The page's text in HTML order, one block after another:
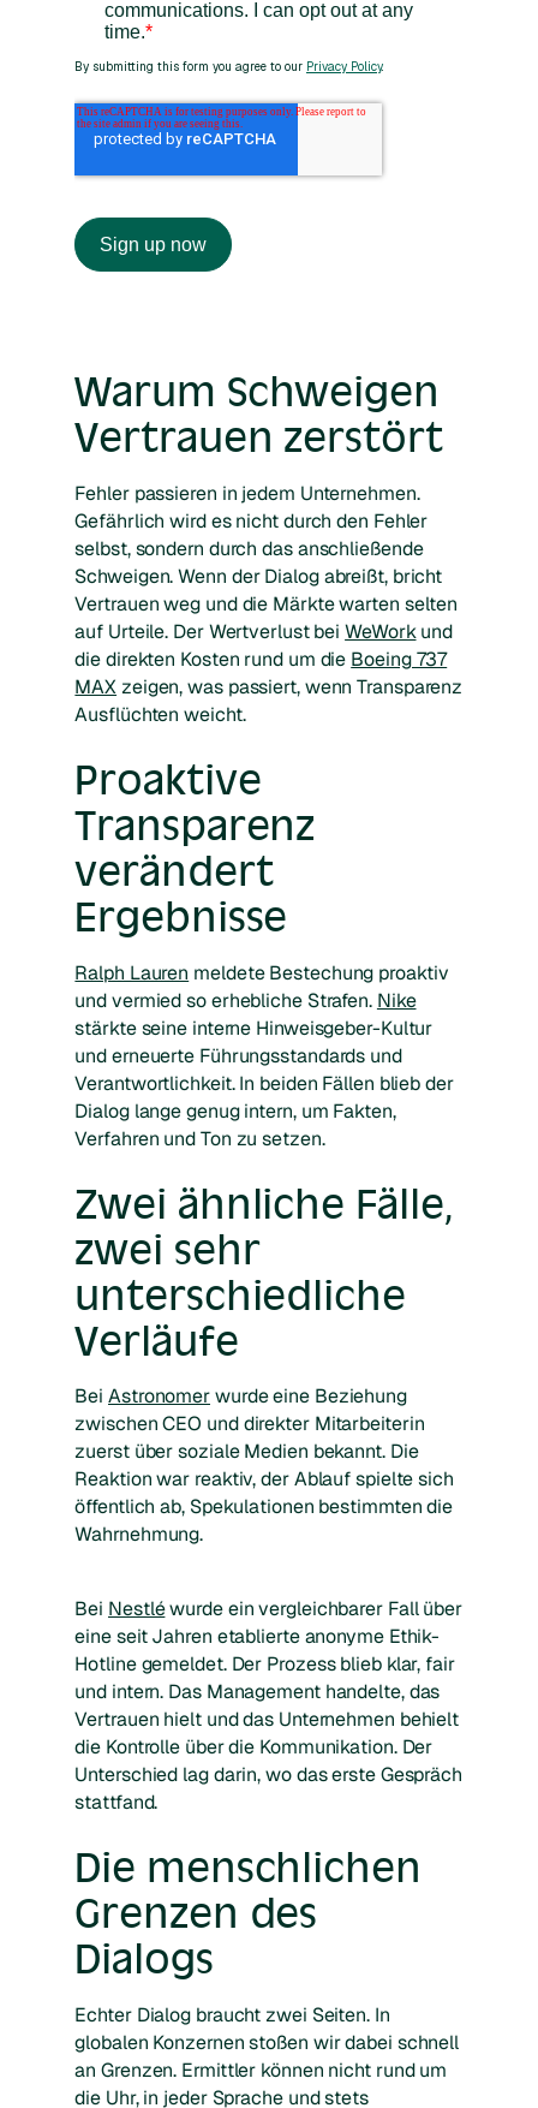
Warum Schweigen
Vertrauen zerstört
Fehler passieren in jedem Unternehmen.
Gefährlich wird es nicht durch den Fehler
selbst, sondern durch das anschließende
Schweigen. Wenn der Dialog abreißt, bricht
Vertrauen weg und die Märkte warten selten
auf Urteile. Der Wertverlust beiWeWorkund
die direkten Kosten rund um die Boeing 737
MAXzeigen, was passiert, wenn Transparenz
Ausflüchten weicht.
Proaktive
Transparenz
verändert
Ergebnisse
Ralph Lauren meldete Bestechung proaktiv
und vermied so erhebliche Strafen. Nike
stärkte seine interne Hinweisgeber-Kultur
und erneuerte Führungsstandards und
Verantwortlichkeit. In beiden Fällen blieb der
Dialog lange genug intern, um Fakten,
Verfahren und Ton zu setzen.
Zwei ähnliche Fälle,
zwei sehr
unterschiedliche
Verläufe
Bei Astronomerwurde eine Beziehung
zwischen CEO und direkter Mitarbeiterin
zuerst über soziale Medien bekannt. Die
Reaktion war reaktiv, der Ablauf spielte sich
öffentlich ab, Spekulationen bestimmten die
Wahrnehmung.
Bei Nestléwurde ein vergleichbarer Fall über
eine seit Jahren etablierte anonyme Ethik-
Hotline gemeldet. Der Prozess blieb klar, fair
und intern. Das Management handelte, das
Vertrauen hielt und das Unternehmen behielt
die Kontrolle über die Kommunikation. Der
Unterschied lag darin, wo das erste Gespräch
stattfand.
Die menschlichen
Grenzen des
Dialogs
Echter Dialog braucht zwei Seiten. In
globalen Konzernen stoßen wir dabei schnell
an Grenzen. Ermittler können nicht rund um
die Uhr, in jeder Sprache und stets